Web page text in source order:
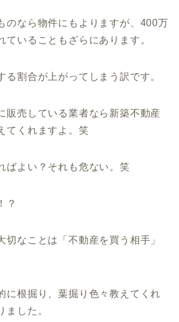
のなら物件にもよりますが、 400万
ていることもざらにあります。
る割合が上がってしまう訳です。
販売している業者なら新築不動産
てくれますよ。笑
ばよい？それも危ない。笑
？
切なことは「不動産を買う相手」
に根掘り、葉掘り色々教えてくれ
ました。